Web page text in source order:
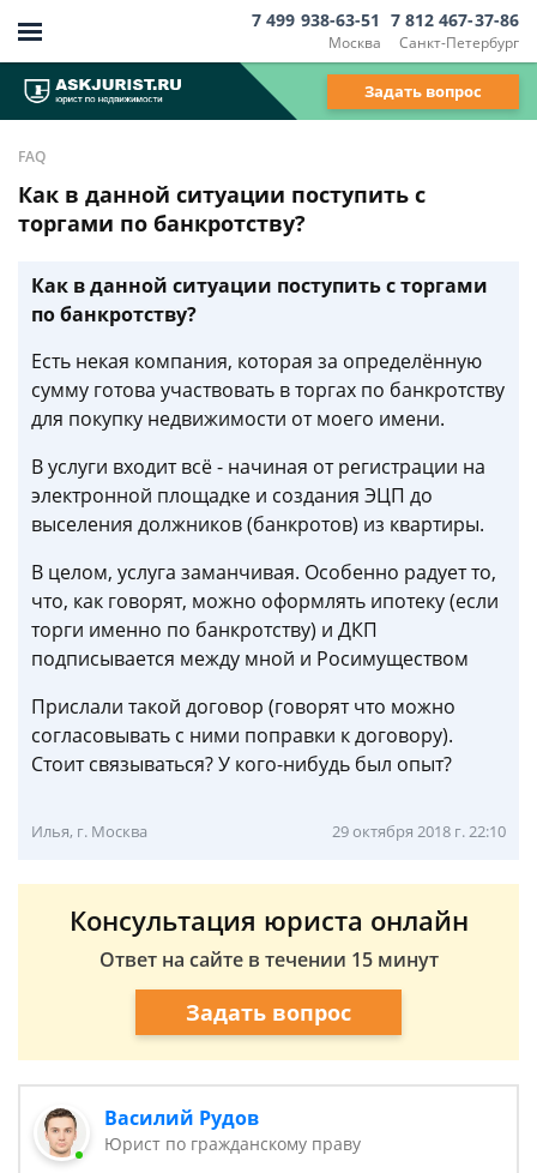
Москва
7 499 938-63-51
Санкт-Петербург
7 812 467-37-86
Задать вопрос
FAQ
Как в данной ситуации поступить с
торгами по банкротству?
Как в данной ситуации поступить с торгами
по банкротству?
Есть некая компания, которая за определённую
сумму готова участвовать в торгах по банкротству
для покупку недвижимости от моего имени.
В услуги входит всё - начиная от регистрации на
электронной площадке и создания ЭЦП до
выселения должников (банкротов) из квартиры.
В целом, услуга заманчивая. Особенно радует то,
что, как говорят, можно оформлять ипотеку (если
торги именно по банкротству) и ДКП
подписывается между мной и Росимуществом
Прислали такой договор (говорят что можно
согласовывать с ними поправки к договору).
Стоит связываться? У кого-нибудь был опыт?
Илья, г. Москва 29 октября 2018 г. 22:10
Консультация юриста онлайн
Ответ на сайте в течении 15 минут
Задать вопрос
Василий Рудов
Юрист по гражданскому праву